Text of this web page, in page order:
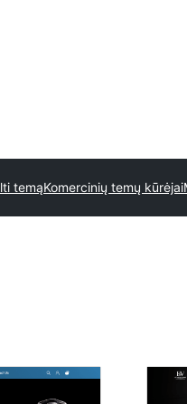
temąKomercinių temų kūrėjai